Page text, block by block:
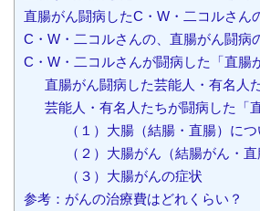
直腸がん闘病したC・W・二コルさん
C・W・二コルさんの、直腸がん闘病
C・W・二コルさんが闘病した「直腸
直腸がん闘病した芸能人・有名人
芸能人・有名人たちが闘病した「
（１）大腸（結腸・直腸）につ
（２）大腸がん（結腸がん・
（３）大腸がんの症状
参考：がんの治療費はどれくらい？